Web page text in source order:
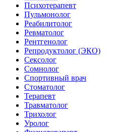
Психотерапевт
Пульмонолог
Реабилитолог
Ревматолог
Рентгенолог
Репродуктолог (ЭКО)
Сексолог
Сомнолог
Спортивный врач
Стоматолог
Терапевт
Травматолог
Трихолог
Уролог